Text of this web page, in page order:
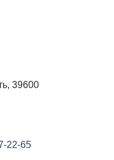
39600
22-65